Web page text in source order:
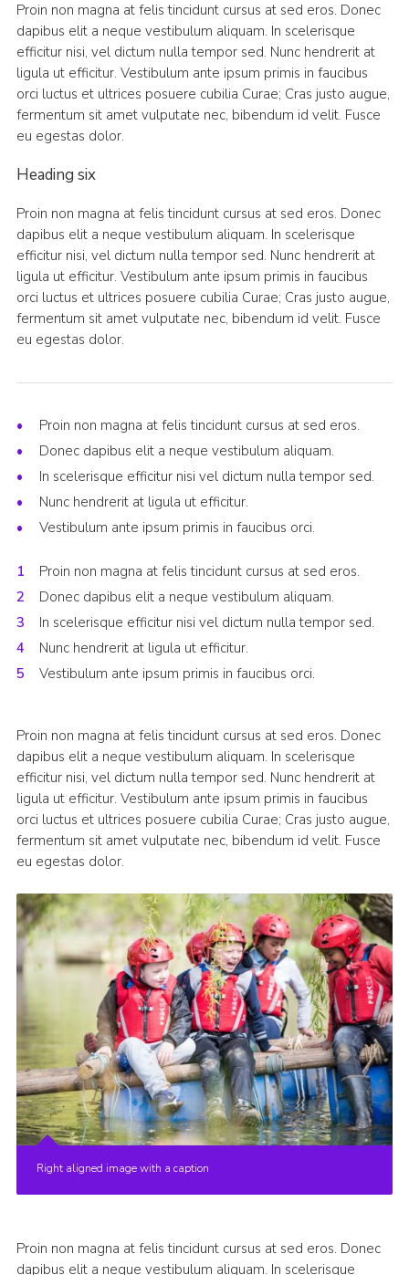
Proin non magna at felis tincidunt cursus at sed eros. Donec
dapibus elit a neque vestibulum aliquam. In scelerisque
efficitur nisi, vel dictum nulla tempor sed. Nunc hendrerit at
ligula ut efficitur. Vestibulum ante ipsum primis in faucibus
orci luctus et ultrices posuere cubilia Curae; Cras justo augue,
fermentum sit amet vulputate nec, bibendum id velit. Fusce
eu egestas dolor.
Heading six
Proin non magna at felis tincidunt cursus at sed eros. Donec
dapibus elit a neque vestibulum aliquam. In scelerisque
efficitur nisi, vel dictum nulla tempor sed. Nunc hendrerit at
ligula ut efficitur. Vestibulum ante ipsum primis in faucibus
orci luctus et ultrices posuere cubilia Curae; Cras justo augue,
fermentum sit amet vulputate nec, bibendum id velit. Fusce
eu egestas dolor.
Proin non magna at felis tincidunt cursus at sed eros.
Donec dapibus elit a neque vestibulum aliquam.
In scelerisque efficitur nisi vel dictum nulla tempor sed.
Nunc hendrerit at ligula ut efficitur.
Vestibulum ante ipsum primis in faucibus orci.
Proin non magna at felis tincidunt cursus at sed eros.
Donec dapibus elit a neque vestibulum aliquam.
In scelerisque efficitur nisi vel dictum nulla tempor sed.
Nunc hendrerit at ligula ut efficitur.
Vestibulum ante ipsum primis in faucibus orci.
Proin non magna at felis tincidunt cursus at sed eros. Donec
dapibus elit a neque vestibulum aliquam. In scelerisque
efficitur nisi, vel dictum nulla tempor sed. Nunc hendrerit at
ligula ut efficitur. Vestibulum ante ipsum primis in faucibus
orci luctus et ultrices posuere cubilia Curae; Cras justo augue,
fermentum sit amet vulputate nec, bibendum id velit. Fusce
eu egestas dolor.
Right aligned image with a caption
Proin non magna at felis tincidunt cursus at sed eros. Donec
dapibus elit a neque vestibulum aliquam. In scelerisque